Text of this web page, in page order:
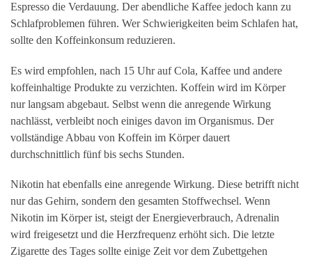
Espresso die Verdauung. Der abendliche Kaffee jedoch kann zu
Schlafproblemen führen. Wer Schwierigkeiten beim Schlafen hat,
sollte den Koffeinkonsum reduzieren.
Es wird empfohlen, nach 15 Uhr auf Cola, Kaffee und andere
koffeinhaltige Produkte zu verzichten. Koffein wird im Körper
nur langsam abgebaut. Selbst wenn die anregende Wirkung
nachlässt, verbleibt noch einiges davon im Organismus. Der
vollständige Abbau von Koffein im Körper dauert
durchschnittlich fünf bis sechs Stunden.
Nikotin hat ebenfalls eine anregende Wirkung. Diese betrifft nicht
nur das Gehirn, sondern den gesamten Stoffwechsel. Wenn
Nikotin im Körper ist, steigt der Energieverbrauch, Adrenalin
wird freigesetzt und die Herzfrequenz erhöht sich. Die letzte
Zigarette des Tages sollte einige Zeit vor dem Zubettgehen